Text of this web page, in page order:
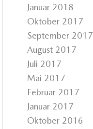
Januar 2018
Oktober 2017
September 2017
August 2017
Juli 2017
Mai 2017
Februar 2017
Januar 2017
Oktober 2016